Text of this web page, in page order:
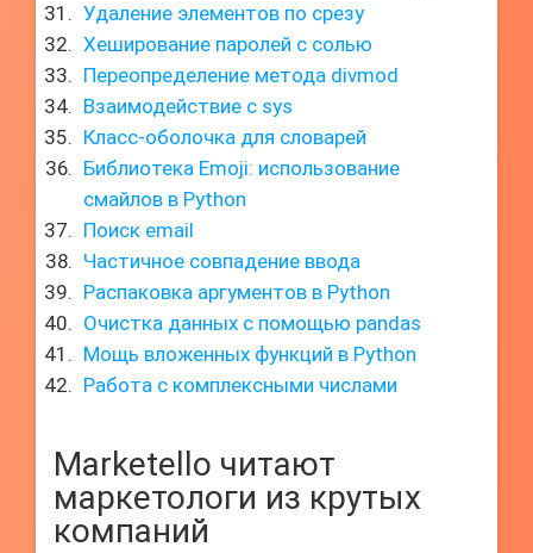
Удаление элементов по срезу
Хеширование паролей с солью
Переопределение метода divmod
Взаимодействие с sys
Класс-оболочка для словарей
Библиотека Emoji: использование
смайлов в Python
Поиск email
Частичное совпадение ввода
Распаковка аргументов в Python
Очистка данных с помощью pandas
Мощь вложенных функций в Python
Работа с комплексными числами
Marketello читают
маркетологи из крутых
компаний